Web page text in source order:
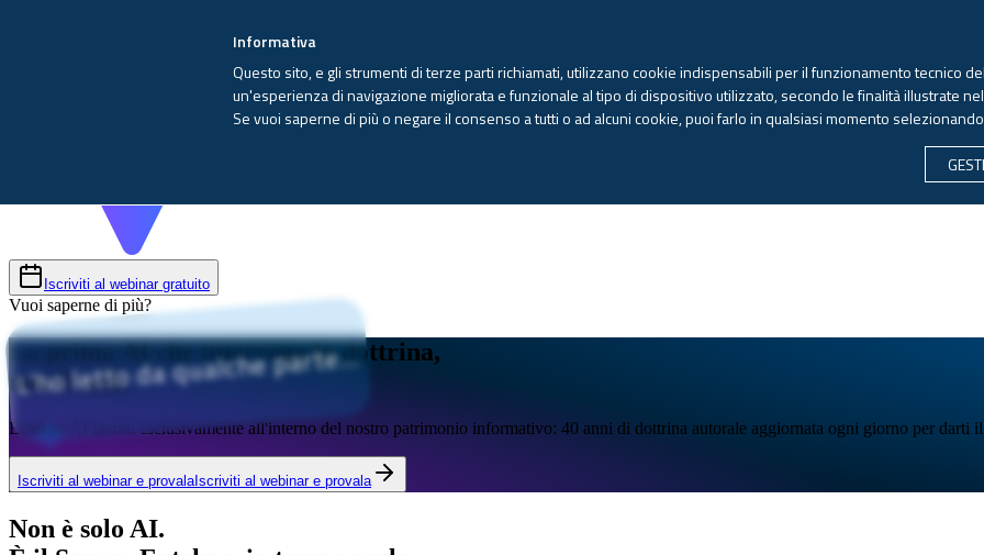
Iscriviti al webinar gratuito
Vuoi saperne di più?
L’ho letto da qualche parte...
La prima AI che interroga la dottrina,
non il web.
Eutekne AI lavora esclusivamente all'interno del nostro patrimonio informativo: 40 anni di dottrina autorale aggiornata ogni giorno per darti
Iscriviti al webinar e provala Iscriviti al webinar e provala
Non è solo AI.
Informativa
Questo sito, e gli strumenti di terze parti richiamati, utilizzano cookie indispensabili per il funzionamento tecnico
un'esperienza di navigazione migliorata e funzionale al tipo di dispositivo utilizzato, secondo le finalità illustrate
Se vuoi saperne di più o negare il consenso a tutti o ad alcuni cookie, puoi farlo in qualsiasi momento selezionando